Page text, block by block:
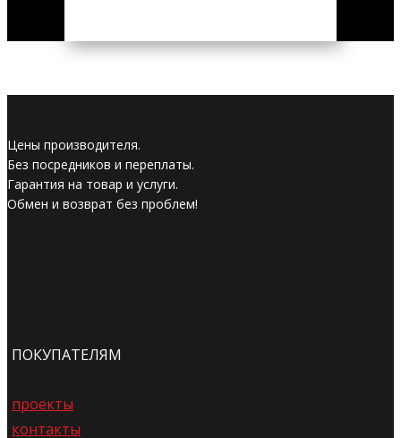
Цены производителя.
Без посредников и переплаты.
Гарантия на товар и услуги.
Обмен и возврат без проблем!
ПОКУПАТЕЛЯМ
проекты
контакты